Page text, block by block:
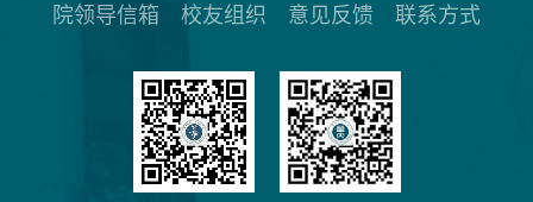
院领导信箱 校友组织 意见反馈 联系方式